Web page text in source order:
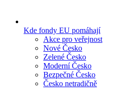
Kde fondy EU pomáhají
Akce pro veřejnost
Nové Česko
Zelené Česko
Moderní Česko
Bezpečné Česko
Česko netradičně